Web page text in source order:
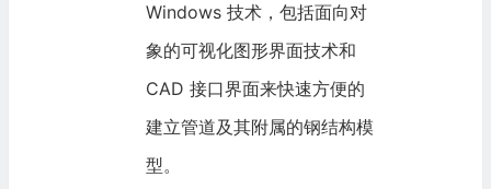
Windows 技术，包括面向对
象的可视化图形界面技术和
CAD 接口界面来快速方便的
建立管道及其附属的钢结构模
型。